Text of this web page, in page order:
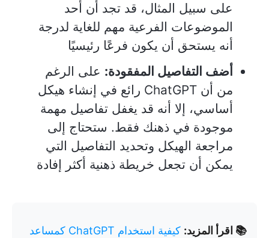
على سبيل المثال، قد تجد أن أحد
الموضوعات الفرعية مهم للغاية لدرجة
أنه يستحق أن يكون فرعًا رئيسيًا
أضف التفاصيل المفقودة: على الرغم
من أن ChatGPT رائع في إنشاء هيكل
أساسي، إلا أنه قد يغفل تفاصيل مهمة
موجودة في ذهنك فقط. ستحتاج إلى
مراجعة الهيكل وتحديد التفاصيل التي
يمكن أن تجعل خريطة ذهنية أكثر إفادة
📚 اقرأ المزيد:
كيفية استخدام ChatGPT كمساعد